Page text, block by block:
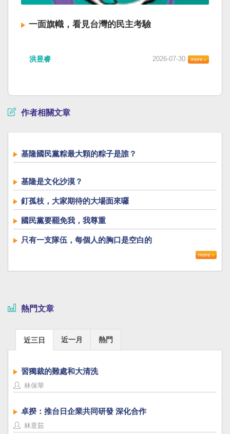
一面旗幟，看見台灣的民主考驗
洪昱睿 2026-07-30
作者相關文章
基隆國民黨粽最大顆的粽子是誰？
基隆是文化沙漠？
釘孤枝，大家期待的大場面來囉
國民黨要罷免我，我尊重
只有一支隊伍，每個人的胸口是空白的
熱門文章
近三日 近一月 熱門
習獨裁的難處和大清洗
林保華
卓揆：推台日企業共同研發 深化合作
林薏茹